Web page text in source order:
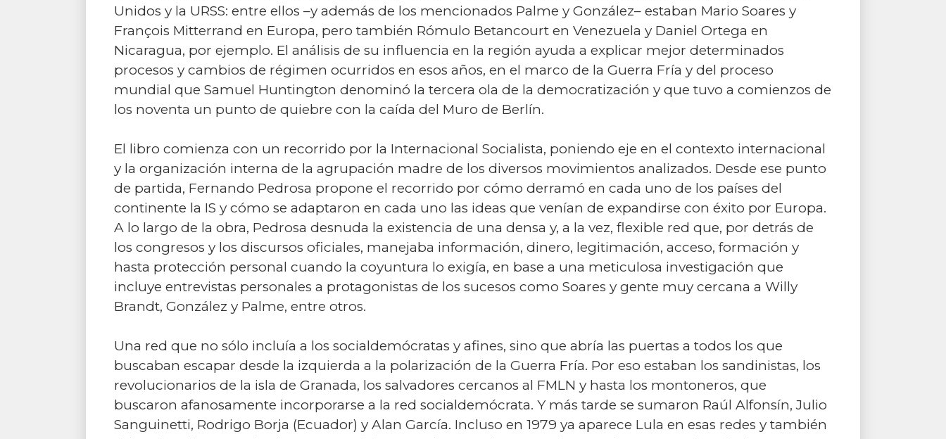
Unidos y la URSS: entre ellos –y además de los mencionados Palme y González– estaban Mario Soares y
François Mitterrand en Europa, pero también Rómulo Betancourt en Venezuela y Daniel Ortega en
Nicaragua, por ejemplo. El análisis de su influencia en la región ayuda a explicar mejor determinados
procesos y cambios de régimen ocurridos en esos años, en el marco de la Guerra Fría y del proceso
mundial que Samuel Huntington denominó la tercera ola de la democratización y que tuvo a comienzos de
los noventa un punto de quiebre con la caída del Muro de Berlín.
El libro comienza con un recorrido por la Internacional Socialista, poniendo eje en el contexto internacional
y la organización interna de la agrupación madre de los diversos movimientos analizados. Desde ese punto
de partida, Fernando Pedrosa propone el recorrido por cómo derramó en cada uno de los países del
continente la IS y cómo se adaptaron en cada uno las ideas que venían de expandirse con éxito por Europa.
A lo largo de la obra, Pedrosa desnuda la existencia de una densa y, a la vez, flexible red que, por detrás de
los congresos y los discursos oficiales, manejaba información, dinero, legitimación, acceso, formación y
hasta protección personal cuando la coyuntura lo exigía, en base a una meticulosa investigación que
incluye entrevistas personales a protagonistas de los sucesos como Soares y gente muy cercana a Willy
Brandt, González y Palme, entre otros.
Una red que no sólo incluía a los socialdemócratas y afines, sino que abría las puertas a todos los que
buscaban escapar desde la izquierda a la polarización de la Guerra Fría. Por eso estaban los sandinistas, los
revolucionarios de la isla de Granada, los salvadores cercanos al FMLN y hasta los montoneros, que
buscaron afanosamente incorporarse a la red socialdemócrata. Y más tarde se sumaron Raúl Alfonsín, Julio
Sanguinetti, Rodrigo Borja (Ecuador) y Alan García. Incluso en 1979 ya aparece Lula en esas redes y también